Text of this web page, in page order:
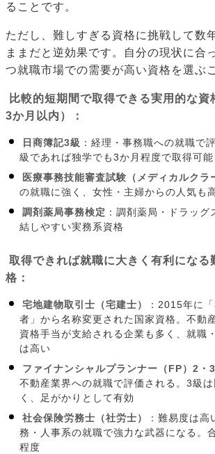
ることです。
ただし、難しすぎる資格に挑戦して数
ままだと逆効果です。自分の現状に合
つ就職市場での需要が高い資格を選ぶ
比較的短期間で取得できる実用的な資
3か月以内）：
日商簿記3級 ：経理・事務職への就職で
級であれば独学でも3か月程度で取得可能
医療事務技能審査試験（メディカルクラ
の就職に強く、女性・主婦からの人気も
調剤薬局事務検定 ：調剤薬局・ドラッ
結しやすい実務系資格
取得できれば就職に大きく有利になる
格：
宅地建物取引士（宅建士）
：2015年に
者」から名称変更された国家資格。不動
資格手当が支給される企業も多く、就職
は高い
ファイナンシャルプランナー（FP）2・
不動産業界への就職で評価される。3級
く、足がかりとして有効
社会保険労務士（社労士）
：難易度は
務・人事系の就職で強力な武器になる。
程度